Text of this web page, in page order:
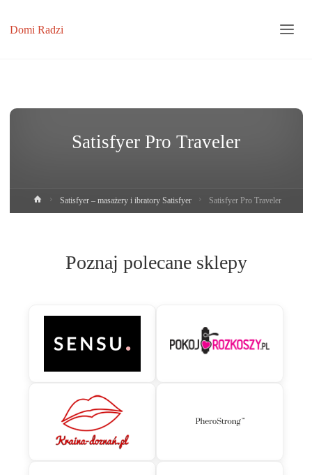
Domi Radzi
Satisfyer Pro Traveler
Strona
główna
Satisfyer – masażery i ibratory Satisfyer Satisfyer Pro Traveler
Poznaj polecane sklepy